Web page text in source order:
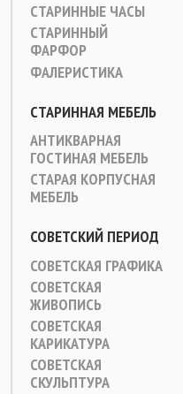
СТАРИННЫЕ ЧАСЫ
СТАРИННЫЙ
ФАРФОР
ФАЛЕРИСТИКА
СТАРИННАЯ МЕБЕЛЬ
АНТИКВАРНАЯ
ГОСТИНАЯ МЕБЕЛЬ
СТАРАЯ КОРПУСНАЯ
МЕБЕЛЬ
СОВЕТСКИЙ ПЕРИОД
СОВЕТСКАЯ ГРАФИКА
СОВЕТСКАЯ
ЖИВОПИСЬ
СОВЕТСКАЯ
КАРИКАТУРА
СОВЕТСКАЯ
СКУЛЬПТУРА